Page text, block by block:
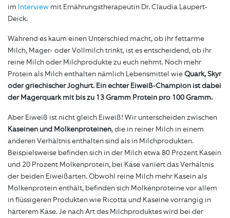
im Interview mit Ernährungstherapeutin Dr. Claudia Laupert-
Deick.
Während es kaum einen Unterschied macht, ob ihr fettarme
Milch, Mager- oder Vollmilch trinkt, ist es entscheidend, ob ihr
reine Milch oder Milchprodukte zu euch nehmt. Noch mehr
Protein als Milch enthalten nämlich Lebensmittel wieQuark, Skyr
oder griechischer Joghurt. Ein echter Eiweiß-Champion ist dabei
der Magerquark mit bis zu 13 Gramm Protein pro 100 Gramm.
Aber Eiweiß ist nicht gleich Eiweiß! Wir unterscheiden zwischen
Kaseinen und Molkenproteinen, die in reiner Milch in einem
anderen Verhältnis enthalten sind als in Milchprodukten.
Beispielsweise befinden sich in der Milch etwa 80 Prozent Kasein
und 20 Prozent Molkenprotein, bei Käse variiert das Verhältnis
der beiden Eiweißarten. Obwohl reine Milch mehr Kasein als
Molkenprotein enthält, befinden sich Molkenproteine vor allem
in flüssigeren Produkten wie Ricotta und Kaseine vorrangig in
härterem Käse. Je nach Art des Milchproduktes wird bei der